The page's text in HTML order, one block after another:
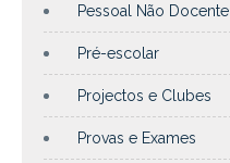
Pessoal Não Docente
Pré-escolar
Projectos e Clubes
Provas e Exames